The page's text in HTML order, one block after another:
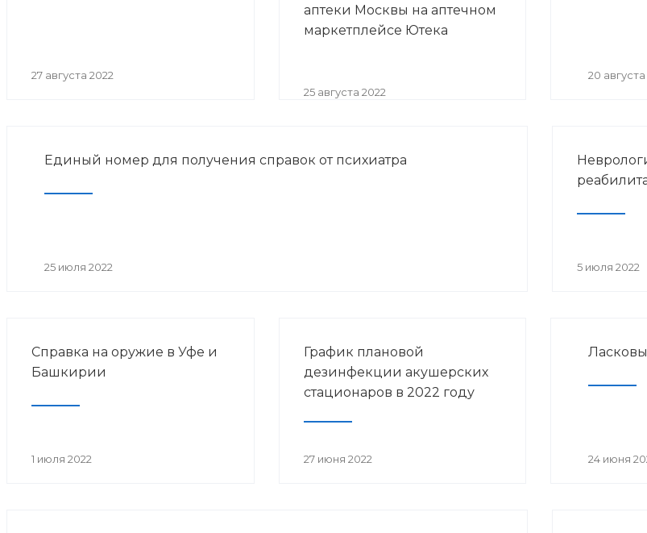
27 августа 2022
аптеки Москвы на аптечном
маркетплейсе Ютека
25 августа 2022
20
Единый номер для получения справок от психиатра
25 июля 2022 5 июля 2022
Справка на оружие в Уфе и
Башкирии
1 июля 2022
График плановой
дезинфекции акушерских
стационаров в 2022 году
27 июня 2022 24 июня